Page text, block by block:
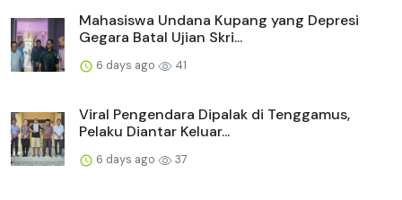
Mahasiswa Undana Kupang yang Depresi
Gegara Batal Ujian Skri...
6 days ago 41
Viral Pengendara Dipalak di Tenggamus,
Pelaku Diantar Keluar...
6 days ago 37